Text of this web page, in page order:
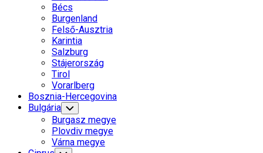
ParentBécs
Burgenland
Felső-Ausztria
Karintia
Current
Page
Parent
Salzburg
Stájerország
Tirol
Vorarlberg
Bosznia-Hercegovina
Bulgária Toggle
Child
Menu
Burgasz megye
Plovdiv megye
Várna megye